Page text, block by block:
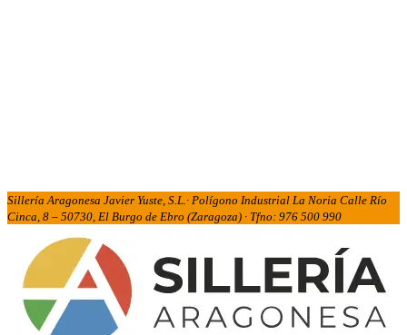
Sillería Aragonesa Javier Yuste, S.L.· Polígono Industrial La Noria Calle Río
Cinca, 8 – 50730, El Burgo de Ebro (Zaragoza) · Tfno: 976 500 990